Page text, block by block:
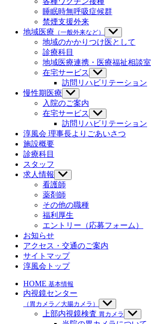
表
示
睡眠時無呼吸症候群
禁煙支援外来
地域医療 （一般外来など）
サ
ブ
ニ
ュ
を
地域のかかりつけ医として
診療科目
地域医療連携・医療福祉相談室
在宅サービス
サ
ブ
ュ
ー
を
表
訪問リハビリテーション
慢性期医療 サ
ブ
ニ
ュ
ー
入院のご案内
在宅サービス
サ
ブ
メ
訪問リハビリテーション
淳風会 理事長よりごあいさつ
施設概要
診療科目
スタッフ
求人情報
サ
ブ
メ
ニ
ュ
ー
を
示
看護師
薬剤師
その他の職種
福利厚生
エントリー（応募フォーム）
お知らせ
アクセス・交通のご案内
サイトマップ
淳風会トップ
HOME 基本情報
内視鏡センター
（胃カメラ／大腸カメラ）
サ
ブ
メ
上部内視鏡検査 胃カメラ
サ